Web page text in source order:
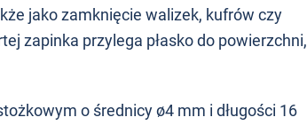
jako zamknięcie walizek, kufrów czy
zapinka przylega płasko do powierzchni,
o średnicy ø4 mm i długości 16